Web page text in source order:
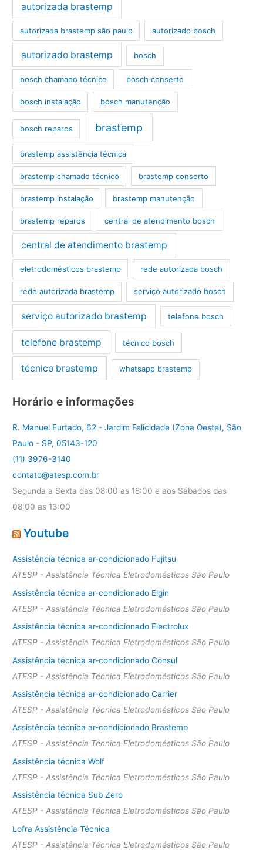
autorizada brastemp
autorizada brastemp são paulo autorizado bosch
autorizado brastemp bosch
bosch chamado técnico bosch conserto
bosch instalação bosch manutenção
bosch reparos brastemp
brastemp assistência técnica
brastemp chamado técnico brastemp conserto
brastemp instalação brastemp manutenção
brastemp reparos central de atendimento bosch
central de atendimento brastemp
eletrodomésticos brastemp rede autorizada bosch
rede autorizada brastemp serviço autorizado bosch
serviço autorizado brastemp telefone bosch
telefone brastemp técnico bosch
técnico brastemp whatsapp brastemp
Horário e informações
R. Manuel Furtado, 62 - Jardim Felicidade (Zona Oeste), São
Paulo - SP, 05143-120
(11) 3976-3140
contato@atesp.com.br
Segunda a Sexta das 08:00 as 18:00 e aos Sábados das
08:00 as 13:00
Youtube
Assistência técnica ar-condicionado Fujitsu
ATESP - Assistência Técnica Eletrodomésticos São Paulo
Assistência técnica ar-condicionado Elgin
ATESP - Assistência Técnica Eletrodomésticos São Paulo
Assistência técnica ar-condicionado Electrolux
ATESP - Assistência Técnica Eletrodomésticos São Paulo
Assistência técnica ar-condicionado Consul
ATESP - Assistência Técnica Eletrodomésticos São Paulo
Assistência técnica ar-condicionado Carrier
ATESP - Assistência Técnica Eletrodomésticos São Paulo
Assistência técnica ar-condicionado Brastemp
ATESP - Assistência Técnica Eletrodomésticos São Paulo
Assistência técnica Wolf
ATESP - Assistência Técnica Eletrodomésticos São Paulo
Assistência técnica Sub Zero
ATESP - Assistência Técnica Eletrodomésticos São Paulo
Lofra Assistência Técnica
ATESP - Assistência Técnica Eletrodomésticos São Paulo